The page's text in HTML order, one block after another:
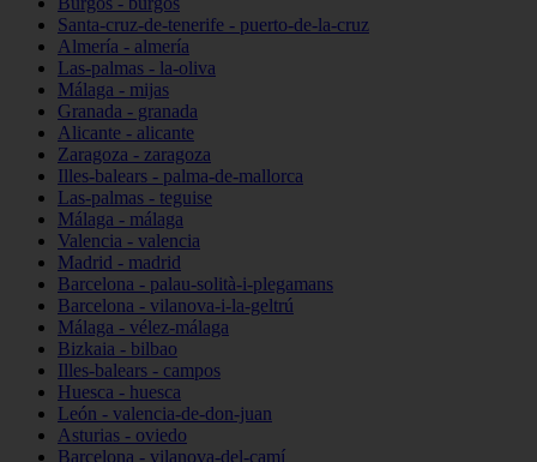
Santa-cruz-de-tenerife - puerto-de-la-cruz
Almería - almería
Las-palmas - la-oliva
Málaga - mijas
Granada - granada
Alicante - alicante
Zaragoza - zaragoza
Illes-balears - palma-de-mallorca
Las-palmas - teguise
Málaga - málaga
Valencia - valencia
Madrid - madrid
Barcelona - palau-solità-i-plegamans
Barcelona - vilanova-i-la-geltrú
Málaga - vélez-málaga
Bizkaia - bilbao
Illes-balears - campos
Huesca - huesca
León - valencia-de-don-juan
Asturias - oviedo
Barcelona - vilanova-del-camí